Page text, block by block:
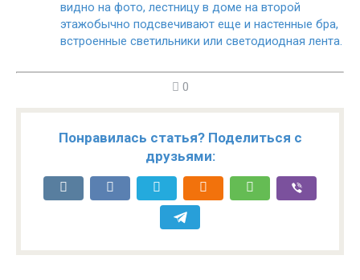
видно на фото, лестницу в доме на второй
этажобычно подсвечивают еще и настенные бра,
встроенные светильники или светодиодная лента.
0
Понравилась статья? Поделиться с
друзьями: